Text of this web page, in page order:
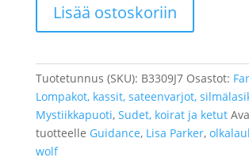
"Guidance"
määrä
Lisää ostoskoriin
Tuotetunnus (SKU): B3309J7 Osastot:
Lompakot, kassit, sateenvarjot,
Mystiikkapuoti, Sudet, koirat ja ketut
tuotteelle Guidance, Lisa Parker,
wolf